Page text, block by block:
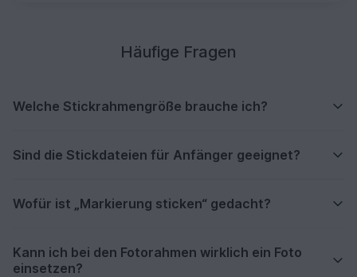
Häufige Fragen
Welche Stickrahmengröße brauche ich?
Sind die Stickdateien für Anfänger geeignet?
Wofür ist „Markierung sticken“ gedacht?
Kann ich bei den Fotorahmen wirklich ein Foto
einsetzen?